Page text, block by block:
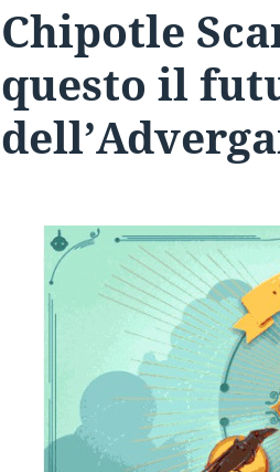
Chipotle
questo il